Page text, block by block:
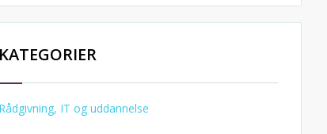
KATEGORIER
Rådgivning, IT og uddannelse